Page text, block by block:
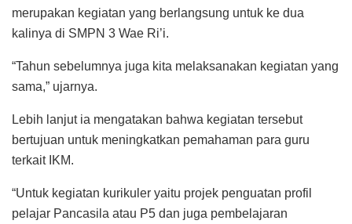
merupakan kegiatan yang berlangsung untuk ke dua
kalinya di SMPN 3 Wae Ri’i.
“Tahun sebelumnya juga kita melaksanakan kegiatan yang
sama,” ujarnya.
Lebih lanjut ia mengatakan bahwa kegiatan tersebut
bertujuan untuk meningkatkan pemahaman para guru
terkait IKM.
“Untuk kegiatan kurikuler yaitu projek penguatan profil
pelajar Pancasila atau P5 dan juga pembelajaran